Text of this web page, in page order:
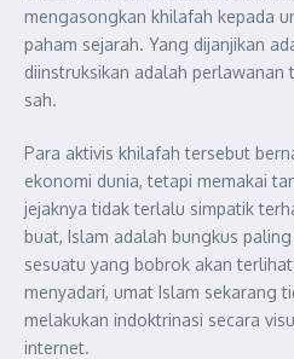
mengasongkan khilafah kepada
paham sejarah. Yang dijanjikan
diinstruksikan adalah perlawanan
sah.
Para aktivis khilafah tersebut
ekonomi dunia, tetapi memakai
jejaknya tidak terlalu simpatik
buat, Islam adalah bungkus paling
sesuatu yang bobrok akan
menyadari, umat Islam sekarang
melakukan indoktrinasi secara
internet.